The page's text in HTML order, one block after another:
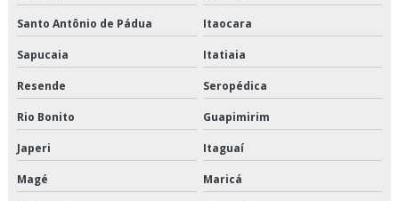
Empresa de armazenagem e logística
Empresa de armazenagem para alimentos congelados
Empresa de armazenagem para alimentos refrigerados
Empresa de armazenamento refrigerado
Santo Antônio de Pádua Itaocara
Sapucaia Itatiaia
Resende Seropédica
Rio Bonito Guapimirim
Japeri Itaguaí
Magé Maricá